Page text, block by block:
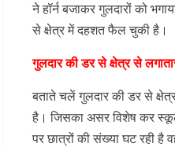
ने हॉर्न बजाकर गुलदारों को
से क्षेत्र में दहशत फैल चुकी है।
गुलदार की डर से क्षेत्र से
बताते चलें गुलदार की डर से
है। जिसका असर विशेष कर
पर छात्रों की संख्या घट रही है